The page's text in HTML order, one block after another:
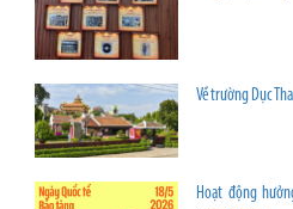
Về trường Dục
Hoạt động